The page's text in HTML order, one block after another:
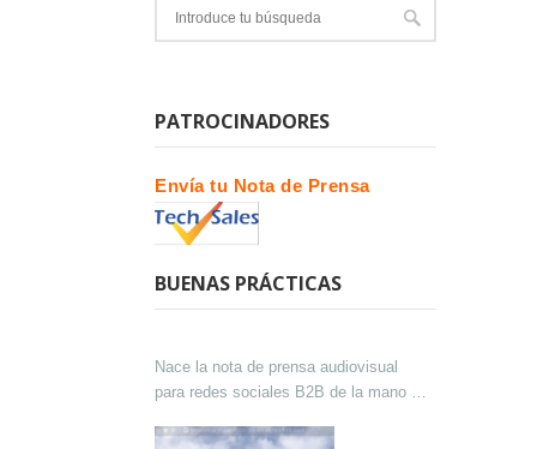
PATROCINADORES
Envía tu Nota de Prensa
BUENAS PRÁCTICAS
Nace la nota de prensa audiovisual
para redes sociales B2B de la mano de